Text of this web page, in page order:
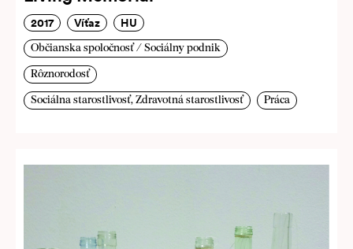
2017 Víťaz HU
Občianska spoločnosť / Sociálny podnik
Rôznorodosť
Sociálna starostlivosť, Zdravotná starostlivosť Práca